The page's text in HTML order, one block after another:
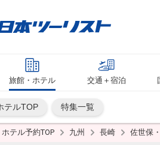
旅館・ホテル 交通＋宿泊
テルTOP 特集一覧
テル予約TOP 九州 長崎 佐世保